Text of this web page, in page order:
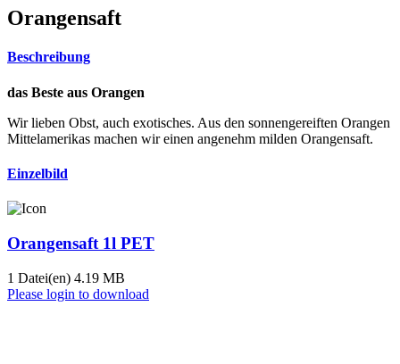
Orangensaft
Beschreibung
das Beste aus Orangen
Wir lieben Obst, auch exotisches. Aus den sonnengereiften Orangen
Mittelamerikas machen wir einen angenehm milden Orangensaft.
Einzelbild
Orangensaft 1l PET
1 Datei(en) 4.19 MB
Please login to download